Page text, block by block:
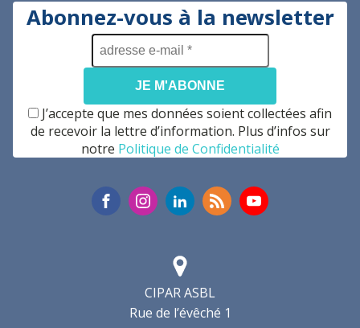
CIPAR ASBL
Rue de l’évêché 1
Abonnez-vous à la newsletter
adresse
e-
mail
*
J’accepte que mes données soient collectées afin
de recevoir la lettre d’information. Plus d’infos sur
notre Politique de Confidentialité